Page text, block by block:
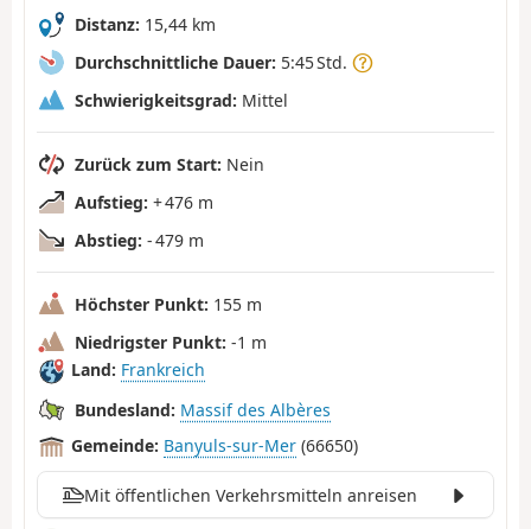
Distanz: 15,44 km
Durchschnittliche Dauer: 5:45 Std.
Schwierigkeitsgrad: Mittel
Zurück zum Start: Nein
Aufstieg: + 476 m
Abstieg: - 479 m
Höchster Punkt: 155 m
Niedrigster Punkt: -1 m
Land: Frankreich
Bundesland: Massif des Albères
Gemeinde: Banyuls-sur-Mer (66650)
Mit öffentlichen Verkehrsmitteln anreisen